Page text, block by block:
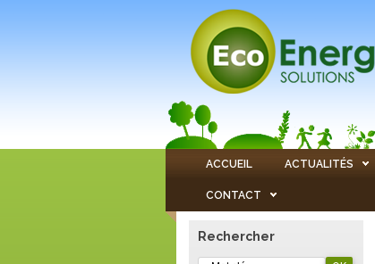
ACCUEIL ACTUALITÉS
CONTACT
Rechercher